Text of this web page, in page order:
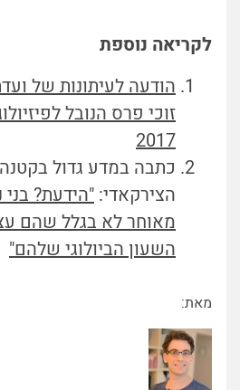
לקריאה נוספת
הודעה לעיתונות של
זוכי פרס הנובל
2017
כתבה במדע גדול
הצירקאדי: "הידעת?
מאוחר לא בגלל שהם
השעון הביולוגי שלהם"
מאת: